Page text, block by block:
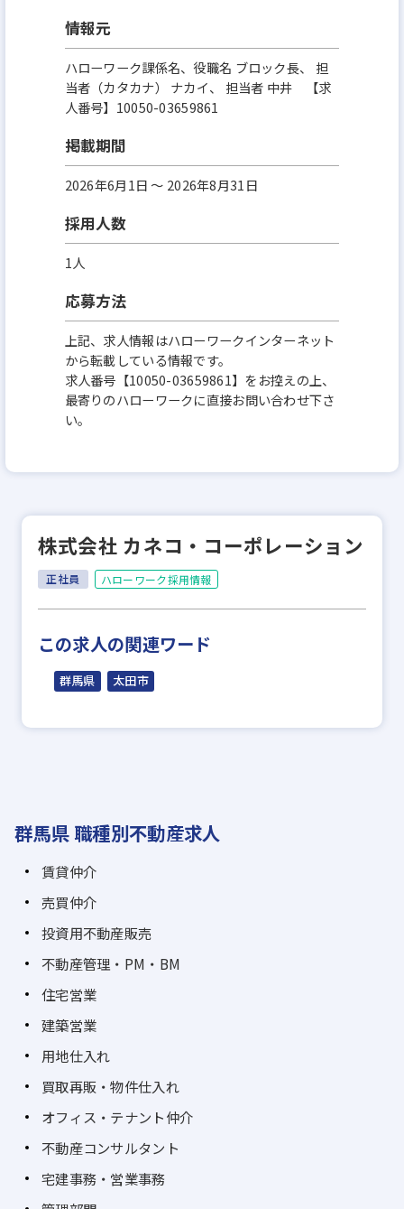
情報元
ハローワーク課係名、役職名 ブロック長、 担
当者（カタカナ） ナカイ、 担当者 中井 【求
人番号】10050-03659861
掲載期間
2026年6月1日 〜 2026年8月31日
採用人数
1人
応募方法
上記、求人情報はハローワークインターネット
から転載している情報です。
求人番号【10050-03659861】をお控えの上、
最寄りのハローワークに直接お問い合わせ下さ
い。
株式会社 カネコ・コーポレーション
正社員 ハローワーク採用情報
この求人の関連ワード
群馬県 太田市
群馬県 職種別不動産求人
賃貸仲介
売買仲介
投資用不動産販売
不動産管理・PM・BM
住宅営業
建築営業
用地仕入れ
買取再販・物件仕入れ
オフィス・テナント仲介
不動産コンサルタント
宅建事務・営業事務